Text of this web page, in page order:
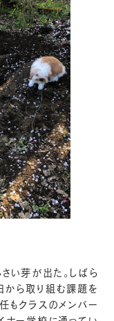
い芽が出た。しばら
から取り組む課題を
もクラスのメンバー